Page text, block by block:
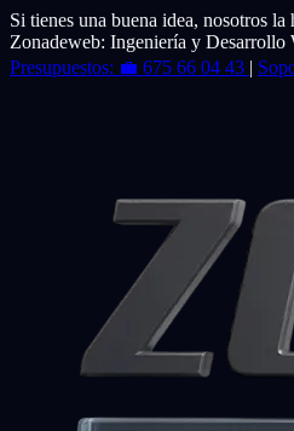
Si tienes una buena idea, nosotros la
Zonadeweb: Ingeniería y Desarrollo
Presupuestos: 💼 675 66 04 43 |